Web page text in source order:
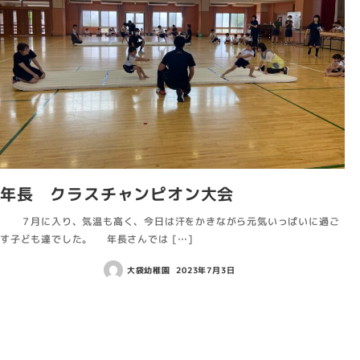
年長 クラスチャンピオン大会
７月に入り、気温も高く、今日は汗をかきながら元気いっぱいに過ご
す子ども達でした。 年長さんでは […]
大袋幼稚園 2023年7月3日